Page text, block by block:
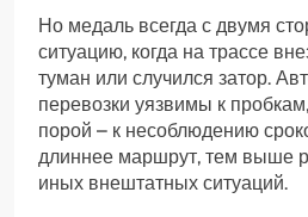
Но медаль всегда с двумя
ситуацию, когда на трассе
туман или случился затор.
перевозки уязвимы к
порой – к несоблюдению
длиннее маршрут, тем выше
иных внештатных ситуаций.